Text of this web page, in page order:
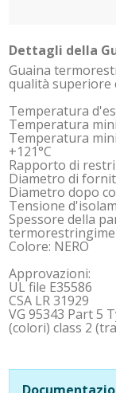
Dettagli della
Guaina
qualità superiore
Temperatura
Temperatura
Temperatura
+121°C
Rapporto di
Diametro di
Diametro dopo
Tensione
Spessore della
Colore: NERO
Approvazioni:
UL file E35586
CSA LR 31929
VG 95343 Part 5
(colori) class 2